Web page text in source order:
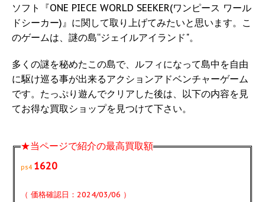
ソフト『ONE PIECE WORLD SEEKER(ワンピース ワール
ドシーカー)』に関して取り上げてみたいと思います。こ
のゲームは、謎の島“ジェイルアイランド"。
多くの謎を秘めたこの島で、ルフィになって島中を自由
に駆け巡る事が出来るアクションアドベンチャーゲーム
です。たっぷり遊んでクリアした後は、以下の内容を見
てお得な買取ショップを見つけて下さい。
★当ページで紹介の最高買取額
ps4 1620
（ 価格確認日：2024/03/06 ）